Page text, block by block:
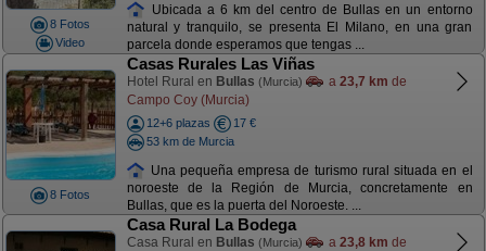
8 Fotos
Video
Ubicada a 6 km del centro de Bullas en un entorno
natural y tranquilo, se presenta El Milano, en una gran
parcela donde esperamos que tengas ...
8 Fotos
Casas Rurales Las Viñas
Hotel Rural en Bullas (Murcia) a 23,7 km de
Campo Coy (Murcia)
12+6 plazas
17 €
53 km de Murcia
Una pequeña empresa de turismo rural situada en el
noroeste de la Región de Murcia, concretamente en
Bullas, que es la puerta del Noroeste. ...
Casa Rural La Bodega
Casa Rural en Bullas (Murcia) a 23,8 km de